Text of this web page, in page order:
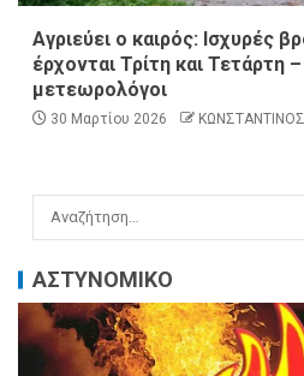
Αγριεύει ο καιρός: Ισχυρές
έρχονται Τρίτη και Τετάρτη
μετεωρολόγοι
30 Μαρτίου 2026 ΚΩΝΣΤΑΝΤΙΝΟΣ
ΑΣΤΥΝΟΜΙΚΟ